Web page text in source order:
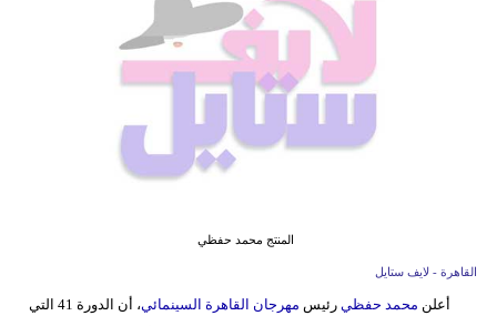
المنتج محمد حفظي
القاهرة - لايف ستايل
أعلن محمد حفظي رئيس مهرجان القاهرة السينمائي
، أن الدورة 41 التي